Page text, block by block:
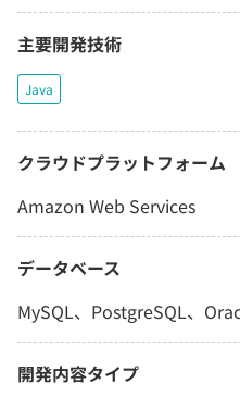
主要開発技術
Java
クラウドプラットフォーム
Amazon Web Services
データベース
MySQL、PostgreSQL、
開発内容タイプ